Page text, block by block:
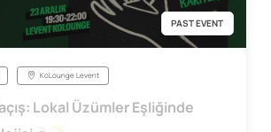
PAST EVENT
KoLounge Levent
Lokal Üzümler Eşliğinde